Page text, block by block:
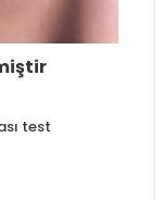
test